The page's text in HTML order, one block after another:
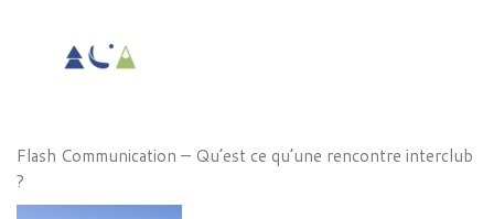
Flash Communication – Qu’est ce qu’une rencontre interclub
?